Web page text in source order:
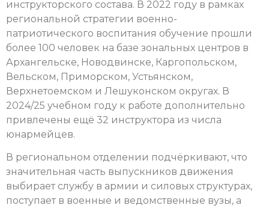
инструкторского состава. В 2022 году в рамках
региональной стратегии военно-
патриотического воспитания обучение прошли
более 100 человек на базе зональных центров в
Архангельске, Новодвинске, Каргопольском,
Вельском, Приморском, Устьянском,
Верхнетоемском и Лешуконском округах. В
2024/25 учебном году к работе дополнительно
привлечены ещё 32 инструктора из числа
юнармейцев.
В региональном отделении подчёркивают, что
значительная часть выпускников движения
выбирает службу в армии и силовых структурах,
поступает в военные и ведомственные вузы, а